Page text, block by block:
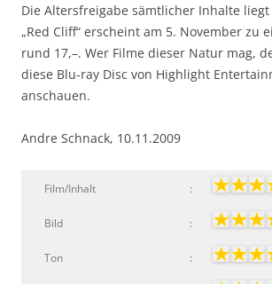
Die Altersfreigabe sämtlicher Inhalte liegt
„Red Cliff“ erscheint am 5. November zu
rund 17,–. Wer Filme dieser Natur mag,
diese Blu-ray Disc von Highlight
anschauen.
Andre Schnack, 10.11.2009
Film/Inhalt :
Bild :
Ton :